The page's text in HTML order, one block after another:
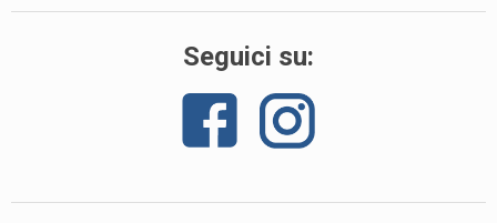
Seguici su: